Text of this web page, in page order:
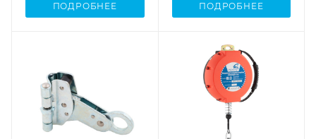
ПОДРОБНЕЕ ПОДРОБНЕЕ